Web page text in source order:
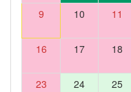
9 10 11
16 17 18
23 24 25